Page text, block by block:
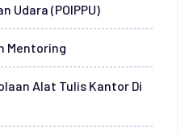
Udara (POIPPU)
Mentoring
Alat Tulis Kantor Di